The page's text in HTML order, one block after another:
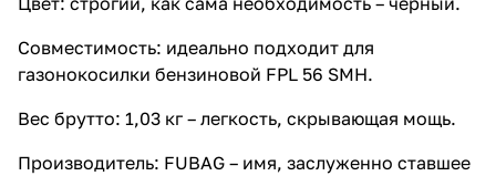
Совместимость: идеально подходит для
газонокосилки бензиновой FPL 56 SMH.
Вес брутто: 1,03 кг – легкость, скрывающая мощь.
Производитель: FUBAG – имя, заслуженно ставшее